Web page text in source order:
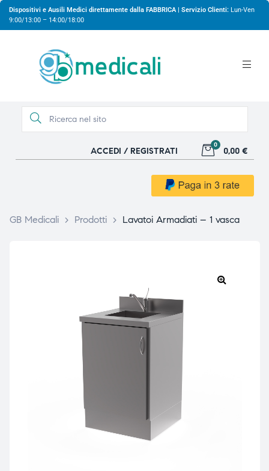
Dispositivi e Ausili Medici direttamente dalla FABBRICA | Servizio Clienti: Lun-Ven
9:00/13:00 – 14:00/18:00
ACCEDI / REGISTRATI
0
0,00 €
GB Medicali > Prodotti > Lavatoi Armadiati – 1 vasca